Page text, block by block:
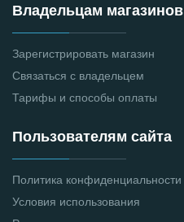
Владельцам магазинов
Зарегистрировать магазин
Связаться с владельцем
Тарифы и способы оплаты
Пользователям сайта
Политика конфиденциальности
Условия использования